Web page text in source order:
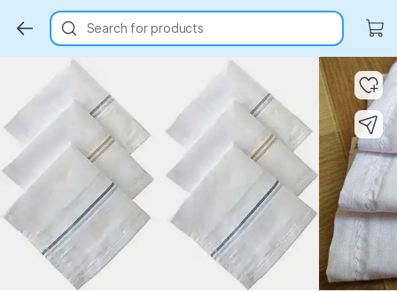
Search for products
Key Highlights